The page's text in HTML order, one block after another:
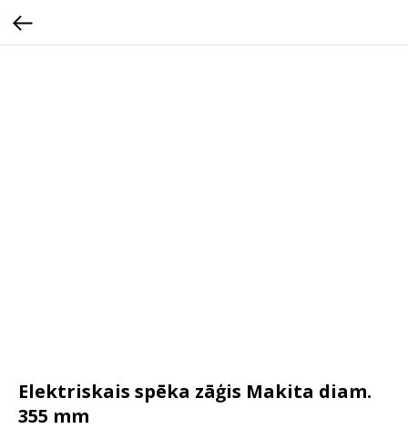
Elektriskais spēka zāģis Makita diam.
355 mm